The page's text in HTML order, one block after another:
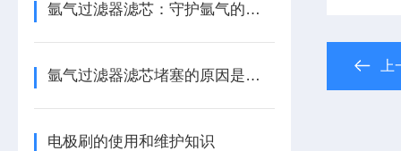
氩气过滤器滤芯：守护氩气的纯净之源
氩气过滤器滤芯堵塞的原因是什么？
电极刷的使用和维护知识